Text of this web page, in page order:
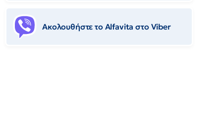
Ακολουθήστε το Αlfavita στο Viber